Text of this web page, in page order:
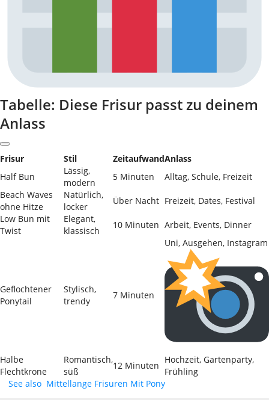
Tabelle: Diese Frisur passt zu deinem
Anlass
Frisur Stil ZeitaufwandAnlass
Half Bun
Lässig,
modern
5 Minuten
Alltag, Schule, Freizeit
Beach Waves
ohne Hitze
Natürlich,
locker
Über Nacht Freizeit, Dates, Festival
Low Bun mit
Twist
Elegant,
klassisch
10 Minuten Arbeit, Events, Dinner
Geflochtener
Ponytail
Stylisch,
trendy
7 Minuten
Uni, Ausgehen, Instagram
Halbe
Flechtkrone
Romantisch,
süß
12 Minuten
Hochzeit, Gartenparty,
Frühling
See also Mittellange Frisuren Mit Pony